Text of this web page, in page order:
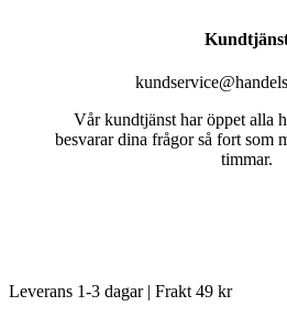
Vår kundtjänst har öppet alla
besvarar dina frågor så fort som
timmar.
Close
Leverans 1-3 dagar | Frakt 49 kr